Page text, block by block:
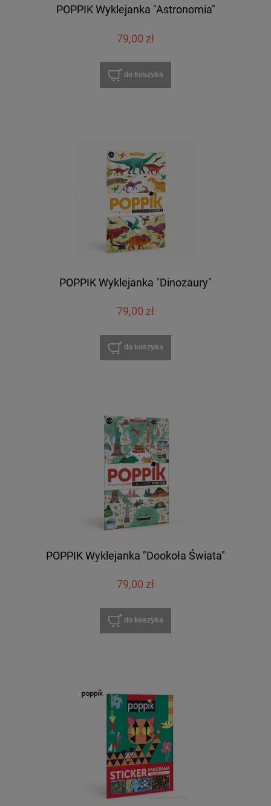
POPPIK Wyklejanka "Astronomia"
79,00 zł
do koszyka
POPPIK Wyklejanka "Dinozaury"
79,00 zł
do koszyka
POPPIK Wyklejanka "Dookoła Świata"
79,00 zł
do koszyka